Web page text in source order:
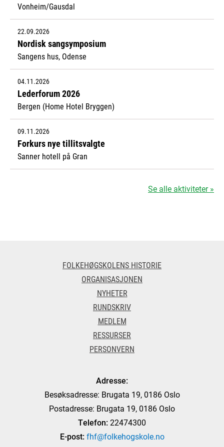
Vonheim/Gausdal
22.09.2026
Nordisk sangsymposium
Sangens hus, Odense
04.11.2026
Lederforum 2026
Bergen (Home Hotel Bryggen)
09.11.2026
Forkurs nye tillitsvalgte
Sanner hotell på Gran
Se alle aktiviteter »
FOLKEHØGSKOLENS HISTORIE
ORGANISASJONEN
NYHETER
RUNDSKRIV
MEDLEM
RESSURSER
PERSONVERN
Adresse:
Besøksadresse: Brugata 19, 0186 Oslo
Postadresse: Brugata 19, 0186 Oslo
Telefon: 22474300
E-post: fhf@folkehogskole.no